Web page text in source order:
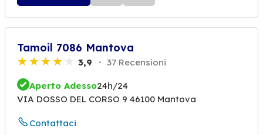
Tamoil 7086 Mantova
3,9 37 Recensioni
Aperto Adesso24h/24
VIA DOSSO DEL CORSO 9 46100 Mantova
Contattaci